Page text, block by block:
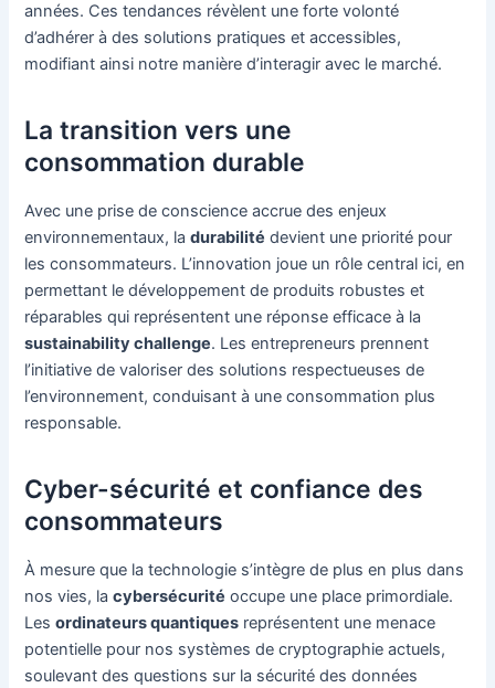
années. Ces tendances révèlent une forte volonté
d’adhérer à des solutions pratiques et accessibles,
modifiant ainsi notre manière d’interagir avec le marché.
La transition vers une
consommation durable
Avec une prise de conscience accrue des enjeux
environnementaux, ladurabilité devient une priorité pour
les consommateurs. L’innovation joue un rôle central ici, en
permettant le développement de produits robustes et
réparables qui représentent une réponse efficace à la
sustainability challenge. Les entrepreneurs prennent
l’initiative de valoriser des solutions respectueuses de
l’environnement, conduisant à une consommation plus
responsable.
Cyber-sécurité et confiance des
consommateurs
À mesure que la technologie s’intègre de plus en plus dans
nos vies, lacybersécurité occupe une place primordiale.
Lesordinateurs quantiques représentent une menace
potentielle pour nos systèmes de cryptographie actuels,
soulevant des questions sur la sécurité des données